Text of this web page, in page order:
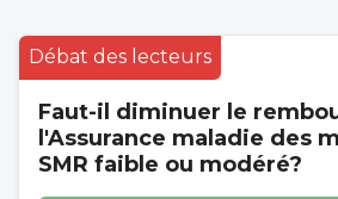
Débat des lecteurs
Faut-il diminuer le
l'Assurance maladie des
SMR faible ou modéré?